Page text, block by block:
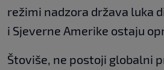
režimi nadzora država luka
i Sjeverne Amerike ostaju
Štoviše, ne postoji globalni